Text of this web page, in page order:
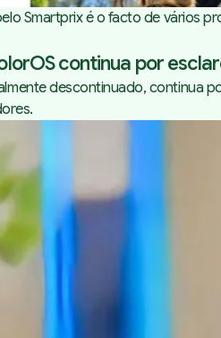
Smartprix é o facto de vários
continua por
descontinuado, continua